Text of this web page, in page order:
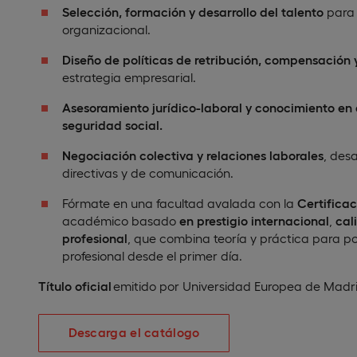
Selección, formación y desarrollo del talento para
organizacional.
Diseño de políticas de retribución, compensación
estrategia empresarial.
Asesoramiento jurídico-laboral y conocimiento
seguridad social.
Negociación colectiva y relaciones laborales ,
directivas y de comunicación.
Fórmate en una facultad avalada con la
académico basado en prestigio internacional
profesional , que combina teoría y práctica para
profesional desde el primer día.
Título oficialemitido por Universidad Europea de
Descarga el catálogo